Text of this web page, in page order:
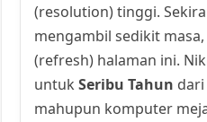
(resolution) tinggi.
mengambil sedikit
(refresh) halaman ini.
untukSeribu Tahun
mahupun komputer